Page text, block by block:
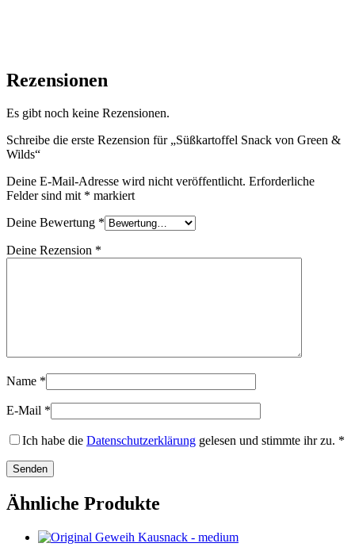
Rezensionen
Es gibt noch keine Rezensionen.
Schreibe die erste Rezension für „Süßkartoffel Snack von Green &
Wilds“
Deine E-Mail-Adresse wird nicht veröffentlicht. Erforderliche
Felder sind mit * markiert
Deine Bewertung *
Deine Rezension *
Name *
E-Mail *
Ich habe die Datenschutzerklärung gelesen und stimmte ihr zu. *
Ähnliche Produkte